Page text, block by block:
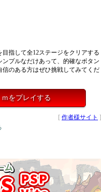
指して全12ステージをクリアする
プルなだけあって、的確なボタン
のある方はぜひ挑戦してみてくだ
をプレイする
[ 作者様サイト ]